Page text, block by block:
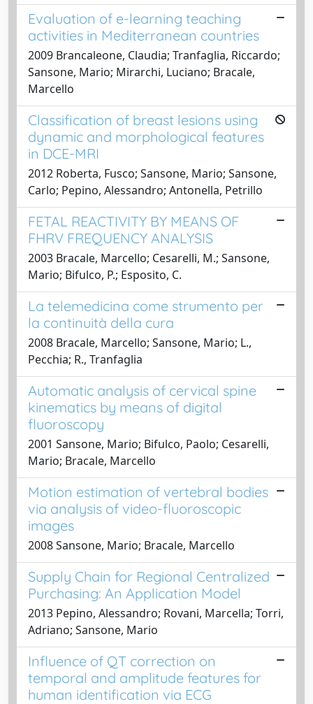
Evaluation of e-learning teaching
activities in Mediterranean countries
2009 Brancaleone, Claudia; Tranfaglia, Riccardo;
Sansone, Mario; Mirarchi, Luciano; Bracale,
Marcello
Classification of breast lesions using
dynamic and morphological features
in DCE-MRI
2012 Roberta, Fusco; Sansone, Mario; Sansone,
Carlo; Pepino, Alessandro; Antonella, Petrillo
FETAL REACTIVITY BY MEANS OF
FHRV FREQUENCY ANALYSIS
2003 Bracale, Marcello; Cesarelli, M.; Sansone,
Mario; Bifulco, P.; Esposito, C.
La telemedicina come strumento per
la continuità della cura
2008 Bracale, Marcello; Sansone, Mario; L.,
Pecchia; R., Tranfaglia
Automatic analysis of cervical spine
kinematics by means of digital
fluoroscopy
2001 Sansone, Mario; Bifulco, Paolo; Cesarelli,
Mario; Bracale, Marcello
Motion estimation of vertebral bodies
via analysis of video-fluoroscopic
images
2008 Sansone, Mario; Bracale, Marcello
Supply Chain for Regional Centralized
Purchasing: An Application Model
2013 Pepino, Alessandro; Rovani, Marcella; Torri,
Adriano; Sansone, Mario
Influence of QT correction on
temporal and amplitude features for
human identification via ECG